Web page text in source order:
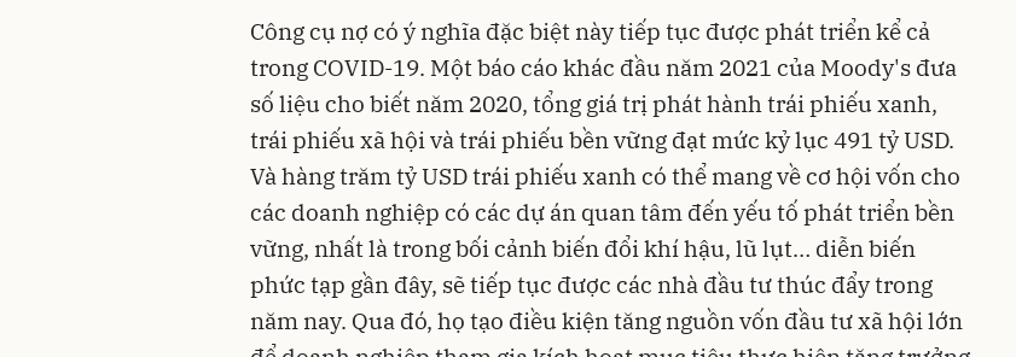
Công cụ nợ có ý nghĩa đặc biệt này tiếp tục được phát triển kể cả
trong COVID-19. Một báo cáo khác đầu năm 2021 của Moody's đưa
số liệu cho biết năm 2020, tổng giá trị phát hành trái phiếu xanh,
trái phiếu xã hội và trái phiếu bền vững đạt mức kỷ lục 491 tỷ USD.
Và hàng trăm tỷ USD trái phiếu xanh có thể mang về cơ hội vốn cho
các doanh nghiệp có các dự án quan tâm đến yếu tố phát triển bền
vững, nhất là trong bối cảnh biến đổi khí hậu, lũ lụt… diễn biến
phức tạp gần đây, sẽ tiếp tục được các nhà đầu tư thúc đẩy trong
năm nay. Qua đó, họ tạo điều kiện tăng nguồn vốn đầu tư xã hội lớn